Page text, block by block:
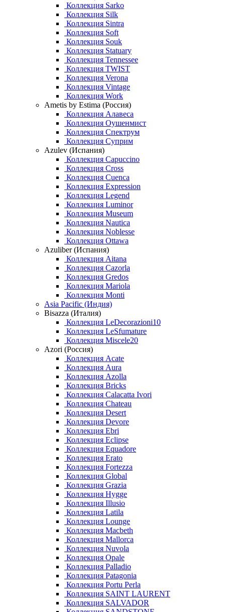
Коллекция Sarko
Коллекция Silk
Коллекция Sintra
Коллекция Soft
Коллекция Souk
Коллекция Statuary
Коллекция Tennessee
Коллекция TWIST
Коллекция Verona
Коллекция Vintage
Коллекция Work
Ametis by Estima (Россия)
Коллекция Алавеса
Коллекция Оушенмист
Коллекция Спектрум
Коллекция Суприм
Azulev (Испания)
Коллекция Capuccino
Коллекция Cross
Коллекция Cuenca
Коллекция Expression
Коллекция Legend
Коллекция Luminor
Коллекция Museum
Коллекция Nautica
Коллекция Noblesse
Коллекция Ottawa
Azuliber (Испания)
Коллекция Aitana
Коллекция Cazorla
Коллекция Gredos
Коллекция Mariola
Коллекция Monti
Asia Pacific (Индия)
Bisazza (Италия)
Коллекция LeDecorazioni10
Коллекция LeSfumature
Коллекция Miscele20
Azori (Россия)
Коллекция Acate
Коллекция Aura
Коллекция Azolla
Коллекция Bricks
Коллекция Calacatta Ivori
Коллекция Chateau
Коллекция Desert
Коллекция Devore
Коллекция Ebri
Коллекция Eclipse
Коллекция Equadore
Коллекция Erato
Коллекция Fortezza
Коллекция Global
Коллекция Grazia
Коллекция Hygge
Коллекция Illusio
Коллекция Latila
Коллекция Lounge
Коллекция Macbeth
Коллекция Mallorca
Коллекция Nuvola
Коллекция Opale
Коллекция Palladio
Коллекция Patagonia
Коллекция Portu Perla
Коллекция SAINT LAURENT
Коллекция SALVADOR